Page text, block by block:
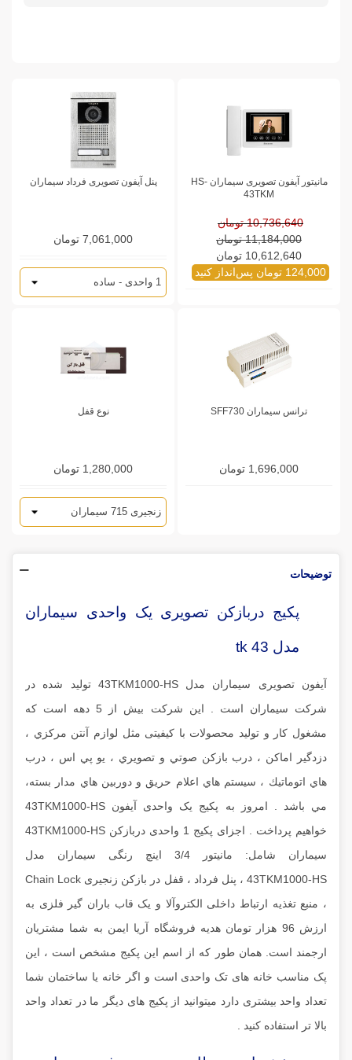
مانیتور آیفون تصویری سیماران HS-
43TKM
10,736,640 تومان
11,184,000 تومان
10,612,640 تومان
124,000 تومان پس‌انداز کنید
پنل آیفون تصویری فرداد سیماران
7,061,000 تومان
ترانس سیماران SFF730
1,696,000 تومان
نوع قفل
1,280,000 تومان
توضیحات
پکیج دربازکن تصویری یک واحدی سیماران
مدل 43 tk
آیفون تصویری سیماران مدل 43TKM1000-HS تولید شده در
شرکت سیماران است . این شرکت بیش از 5 دهه است که
مشغول کار و تولید محصولات با کیفیتی مثل لوازم آنتن مركزي ،
دزدگير اماكن ، درب بازكن صوتي و تصويري ، يو پي اس ، درب
هاي اتوماتيك ، سيستم هاي اعلام حريق و دوربين هاي مدار بسته،
مي باشد . امروز به پکیج یک واحدی آیفون 43TKM1000-HS
خواهیم پرداخت . اجزای پکیج 1 واحدی دربازکن 43TKM1000-HS
سیماران شامل: مانیتور 3/4 اینچ رنگی سیماران مدل
43TKM1000-HS ، پنل فرداد ، قفل در بازکن زنجیری Chain Lock
، منبع تغذیه ارتباط داخلی الکتروآلا و یک قاب باران گیر فلزی به
ارزش 96 هزار تومان هدیه فروشگاه آریا ایمن به شما مشتریان
ارجمند است. همان طور که از اسم این پکیج مشخص است ، این
پک مناسب خانه های تک واحدی است و اگر خانه یا ساختمان شما
تعداد واحد بیشتری دارد میتوانید از پکیج های دیگر ما در تعداد واحد
بالا تر استفاده کنید .